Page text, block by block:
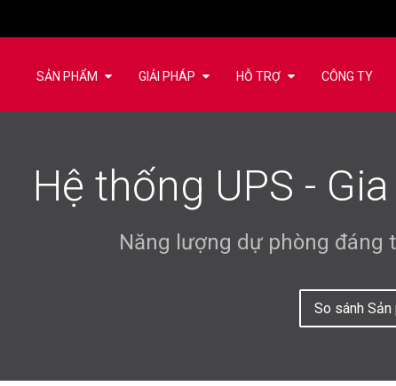
SẢN PHẨM GIẢI PHÁP HỖ TRỢ CÔNG TY
Hệ thống UPS -
Năng lượng dự phòng đáng
So sánh Sản